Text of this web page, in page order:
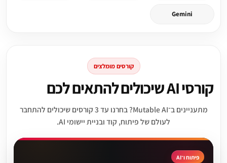
Gemini
קורסים מומלצים
קורסי AI שיכולים להתאים לכם
מתעניינים ב־Mutable AI? בחרנו עד 3 קורסים שיכולים להתחבר
לעולם של פיתוח, קוד ובניית יישומי AI.
פיתוח ו־AI